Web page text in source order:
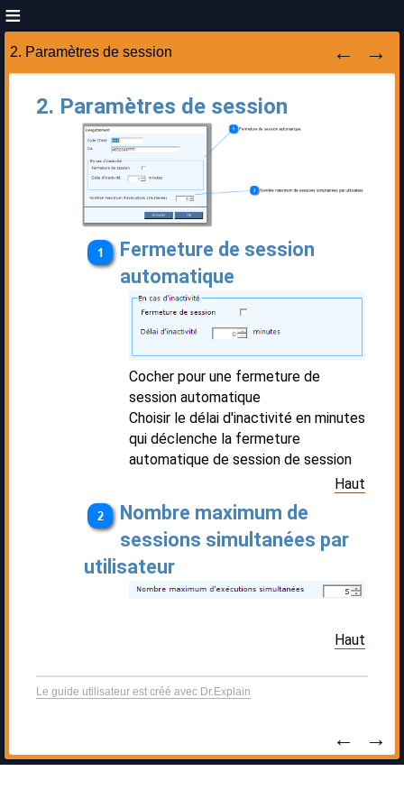
2. Paramètres de session
2. Paramètres de session
Fermeture de session
automatique
Cocher pour une fermeture de
session automatique
Choisir le délai d'inactivité en minutes
qui déclenche la fermeture
automatique de session de session
Haut
Nombre maximum de
sessions simultanées par
utilisateur
Haut
Le guide utilisateur est créé avec Dr.Explain